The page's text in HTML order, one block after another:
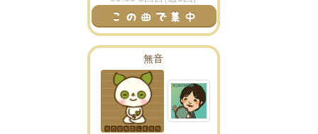
無音